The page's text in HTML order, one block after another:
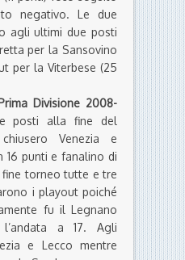
negativo. Le due
agli ultimi due posti
per la Sansovino
per la Viterbese (25
Divisione 2008-
posti alla fine del
Venezia e
16 punti e fanalino di
fine torneo tutte e tre
i playout poiché
fu il Legnano
a 17. Agli
e Lecco mentre